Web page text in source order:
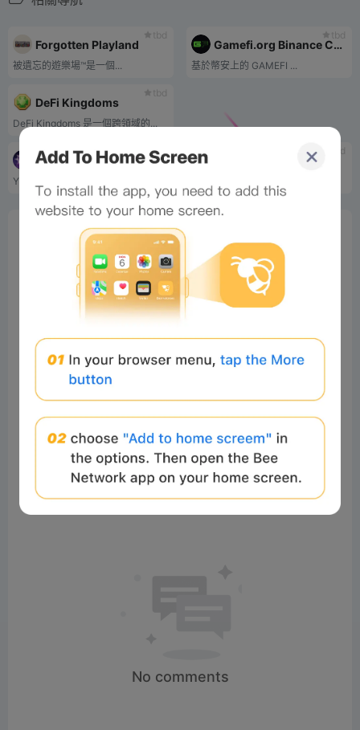
tbd
Forgotten Playland
被遺忘的遊樂場™是一個...
tbd
Gamefi.org Binance Chain
基於幣安上的 GAMEFI ...
tbd
DeFi Kingdoms
DeFi Kingdoms 是一個跨領域的...
4.7
Yuliverse
tbd
Playtoearn.Online
Bee Score
tbd
Comments(0) All
Comments: Post
No comments